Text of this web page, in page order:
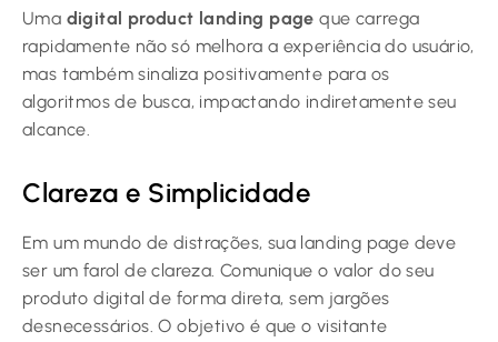
Uma digital product landing page que carrega
rapidamente não só melhora a experiência do usuário,
mas também sinaliza positivamente para os
algoritmos de busca, impactando indiretamente seu
alcance.
Clareza e Simplicidade
Em um mundo de distrações, sua landing page deve
ser um farol de clareza. Comunique o valor do seu
produto digital de forma direta, sem jargões
desnecessários. O objetivo é que o visitante